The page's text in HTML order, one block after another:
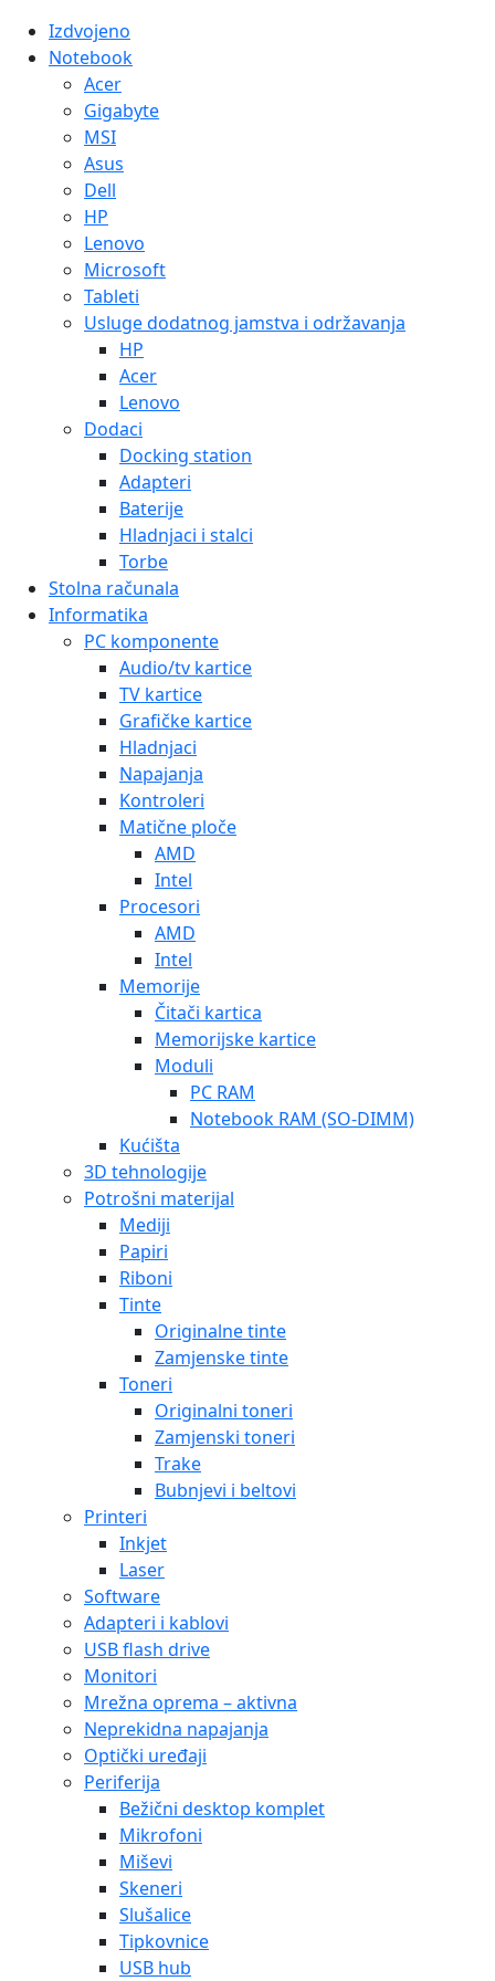
Izdvojeno
Notebook
Acer
Gigabyte
MSI
Asus
Dell
HP
Lenovo
Microsoft
Tableti
Usluge dodatnog jamstva i održavanja
HP
Acer
Lenovo
Dodaci
Docking station
Adapteri
Baterije
Hladnjaci i stalci
Torbe
Stolna računala
Informatika
PC komponente
Audio/tv kartice
TV kartice
Grafičke kartice
Hladnjaci
Napajanja
Kontroleri
Matične ploče
AMD
Intel
Procesori
AMD
Intel
Memorije
Čitači kartica
Memorijske kartice
Moduli
PC RAM
Notebook RAM (SO-DIMM)
Kućišta
3D tehnologije
Potrošni materijal
Mediji
Papiri
Riboni
Tinte
Originalne tinte
Zamjenske tinte
Toneri
Originalni toneri
Zamjenski toneri
Trake
Bubnjevi i beltovi
Printeri
Inkjet
Laser
Software
Adapteri i kablovi
USB flash drive
Monitori
Mrežna oprema – aktivna
Neprekidna napajanja
Optički uređaji
Periferija
Bežični desktop komplet
Mikrofoni
Miševi
Skeneri
Slušalice
Tipkovnice
USB hub